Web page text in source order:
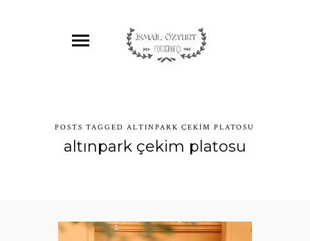
POSTS TAGGED ALTINPARK ÇEKIM PLATOSU
altınpark çekim platosu